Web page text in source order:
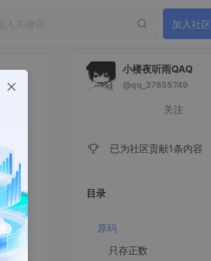
加入社区
小楼夜听雨QAQ
@qq_37855749
关注
已为社区贡献1条内容
目录
原码
只存正数